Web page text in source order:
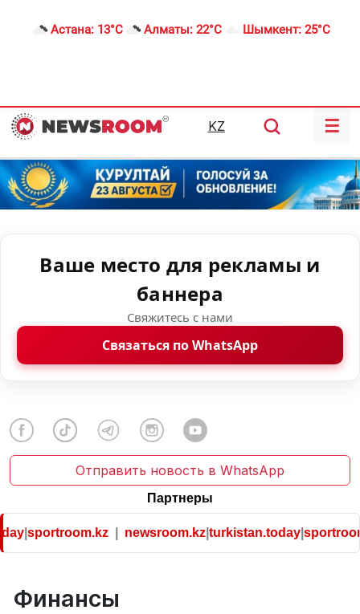
Астана: 13°C Алматы: 22°C Шымкент: 25°C
KZ ☰
Ваше место для рекламы и
баннера
Свяжитесь с нами
Связаться по WhatsApp
Отправить новость в WhatsApp
Партнеры
|sportroom.kz|newsroom.kz|turkistan.today|
Финансы